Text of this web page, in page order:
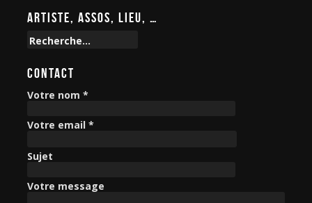
ARTISTE, ASSOS, LIEU, …
R
c
h
e
c
r
:
CONTACT
Votre nom *
Votre email *
Sujet
Votre message